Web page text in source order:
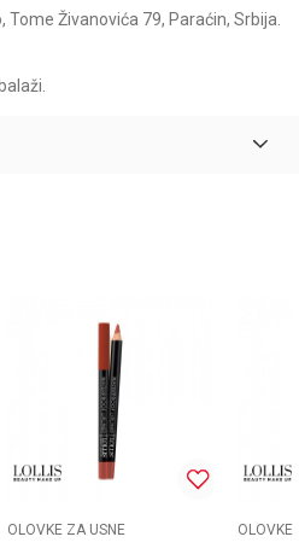
Živanovića 79, Paraćin, Srbija.
OLOVKE ZA USNE OLOVKE